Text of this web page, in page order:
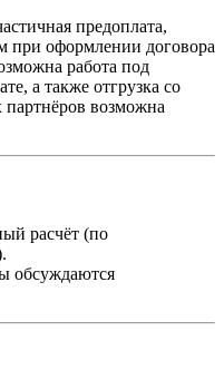
предоплата,
при оформлении договора
работа под
а также отгрузка со
возможна
расчёт (по
обсуждаются